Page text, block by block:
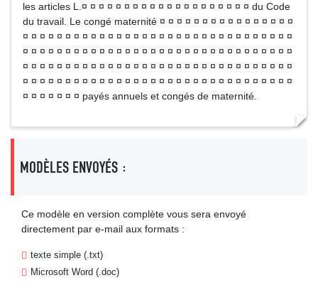
les articles L.¤ ¤ ¤ ¤ ¤ ¤ ¤ ¤ ¤ ¤ ¤ ¤ ¤ ¤ ¤ ¤ ¤ ¤ ¤ ¤ du Code
du travail. Le congé maternité ¤ ¤ ¤ ¤ ¤ ¤ ¤ ¤ ¤ ¤ ¤ ¤ ¤ ¤ ¤ ¤
¤ ¤ ¤ ¤ ¤ ¤ ¤ ¤ ¤ ¤ ¤ ¤ ¤ ¤ ¤ ¤ ¤ ¤ ¤ ¤ ¤ ¤ ¤ ¤ ¤ ¤ ¤ ¤ ¤ ¤ ¤ ¤
¤ ¤ ¤ ¤ ¤ ¤ ¤ ¤ ¤ ¤ ¤ ¤ ¤ ¤ ¤ ¤ ¤ ¤ ¤ ¤ ¤ ¤ ¤ ¤ ¤ ¤ ¤ ¤ ¤ ¤ ¤ ¤
¤ ¤ ¤ ¤ ¤ ¤ ¤ ¤ ¤ ¤ ¤ ¤ ¤ ¤ ¤ ¤ ¤ ¤ ¤ ¤ ¤ ¤ ¤ ¤ ¤ ¤ ¤ ¤ ¤ ¤ ¤ ¤
¤ ¤ ¤ ¤ ¤ ¤ ¤ ¤ ¤ ¤ ¤ ¤ ¤ ¤ ¤ ¤ ¤ ¤ ¤ ¤ ¤ ¤ ¤ ¤ ¤ ¤ ¤ ¤ ¤ ¤ ¤ ¤
¤ ¤ ¤ ¤ ¤ ¤ ¤ payés annuels et congés de maternité.
MODÈLES ENVOYÉS :
Ce modèle en version complète vous sera envoyé
directement par e-mail aux formats :
texte simple (.txt)
Microsoft Word (.doc)